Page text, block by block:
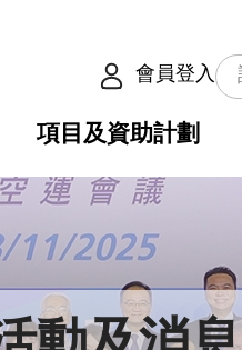
會員登入
術
項目及資助計劃